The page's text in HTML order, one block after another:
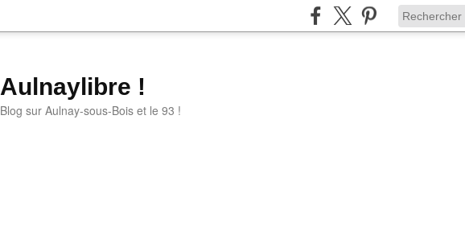
Aulnaylibre !
Blog sur Aulnay-sous-Bois et le 93 !